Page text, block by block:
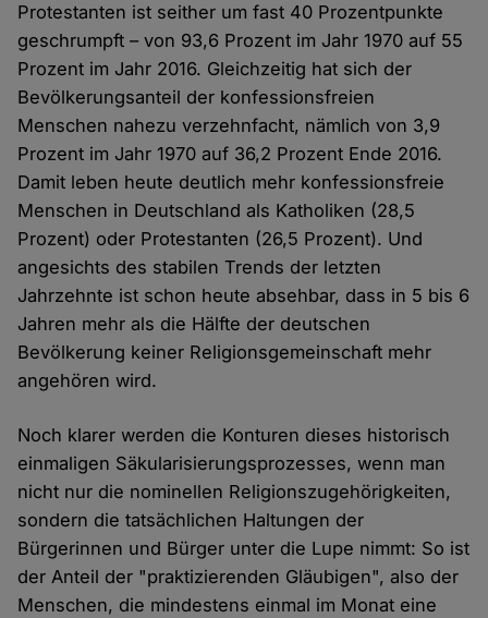
Protestanten ist seither um fast 40 Prozentpunkte
geschrumpft – von 93,6 Prozent im Jahr 1970 auf 55
Prozent im Jahr 2016. Gleichzeitig hat sich der
Bevölkerungsanteil der konfessionsfreien
Menschen nahezu verzehnfacht, nämlich von 3,9
Prozent im Jahr 1970 auf 36,2 Prozent Ende 2016.
Damit leben heute deutlich mehr konfessionsfreie
Menschen in Deutschland als Katholiken (28,5
Prozent) oder Protestanten (26,5 Prozent). Und
angesichts des stabilen Trends der letzten
Jahrzehnte ist schon heute absehbar, dass in 5 bis 6
Jahren mehr als die Hälfte der deutschen
Bevölkerung keiner Religionsgemeinschaft mehr
angehören wird.
Noch klarer werden die Konturen dieses historisch
einmaligen Säkularisierungsprozesses, wenn man
nicht nur die nominellen Religionszugehörigkeiten,
sondern die tatsächlichen Haltungen der
Bürgerinnen und Bürger unter die Lupe nimmt: So ist
der Anteil der "praktizierenden Gläubigen", also der
Menschen, die mindestens einmal im Monat eine